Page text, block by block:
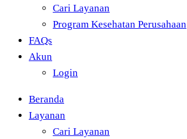
Cari Layanan
Program Kesehatan Perusahaan
FAQs
Akun
Login
Beranda
Layanan
Cari Layanan